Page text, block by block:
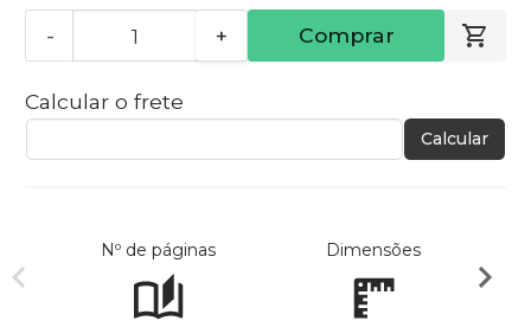
- + Comprar
Calcular o frete
Calcular
Nº de páginas Dimensões